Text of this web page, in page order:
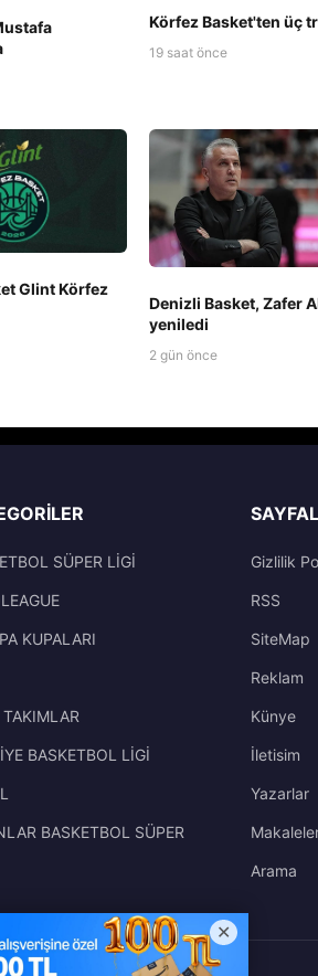
Körfez Basket'ten üç
19 saat önce
Glint Körfez
Denizli Basket, Zafer
yeniledi
2 gün önce
SÜPER LİGİ
KUPALARI
BASKETBOL LİGİ
BASKETBOL SÜPER
Gizlilik
RSS
SiteMap
Reklam
Künye
İletisim
Yazarlar
Arama